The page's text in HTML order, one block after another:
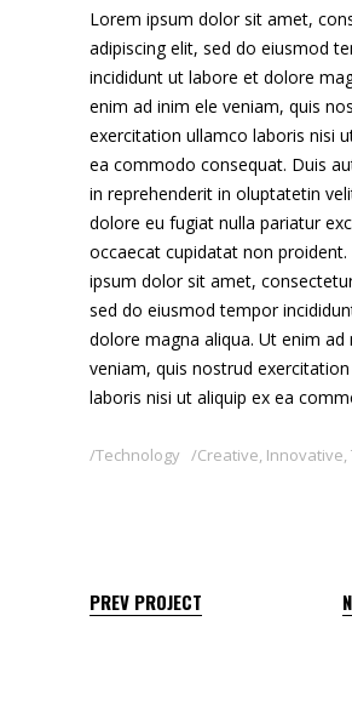
Lorem ipsum dolor sit amet,
adipiscing elit, sed do eiusmod
incididunt ut labore et dolore
enim ad inim ele veniam, quis
exercitation ullamco laboris nisi
ea commodo consequat. Duis
in reprehenderit in oluptatetin
dolore eu fugiat nulla pariatur
occaecat cupidatat non
ipsum dolor sit amet,
sed do eiusmod tempor
dolore magna aliqua. Ut enim ad
veniam, quis nostrud
laboris nisi ut aliquip ex ea
Technology Creative, Innovative,
PREV PROJECT